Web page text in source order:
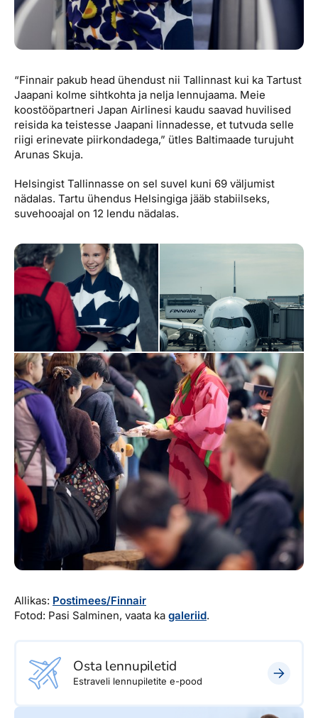
“Finnair pakub head ühendust nii Tallinnast kui ka Tartust
Jaapani kolme sihtkohta ja nelja lennujaama. Meie
koostööpartneri Japan Airlinesi kaudu saavad huvilised
reisida ka teistesse Jaapani linnadesse, et tutvuda selle
riigi erinevate piirkondadega,” ütles Baltimaade turujuht
Arunas Skuja.
Helsingist Tallinnasse on sel suvel kuni 69 väljumist
nädalas. Tartu ühendus Helsingiga jääb stabiilseks,
suvehooajal on 12 lendu nädalas.
Allikas: Postimees/Finnair
Fotod: Pasi Salminen, vaata ka galeriid.
Osta lennupiletid
Estraveli lennupiletite e-pood